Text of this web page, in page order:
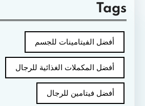
Tags
أفضل الفيتامينات للجسم
أفضل المكملات الغذائية للرجال
أفضل فيتامين للرجال